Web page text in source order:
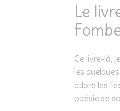
Le
Ce livre-là,
les
adore les
poésie se